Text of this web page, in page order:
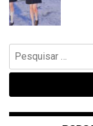
Pesquisar
por: